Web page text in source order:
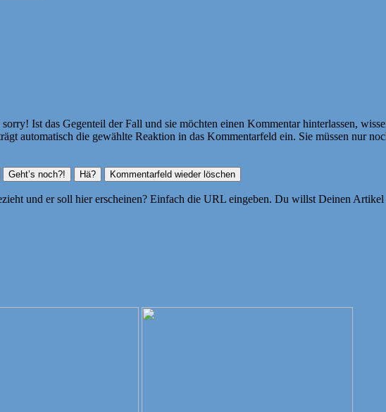
Ist das Gegenteil der Fall und sie möchten einen Kommentar hinterlassen,
automatisch die gewählte Reaktion in das Kommentarfeld ein. Sie müssen nur
und er soll hier erscheinen? Einfach die URL eingeben. Du willst Deinen